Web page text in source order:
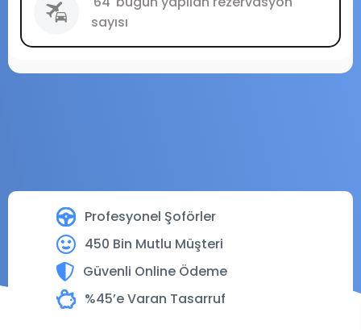
Profesyonel Şoförler
450 Bin Mutlu Müşteri
Güvenli Online Ödeme
%45’e Varan Tasarruf
sayısı